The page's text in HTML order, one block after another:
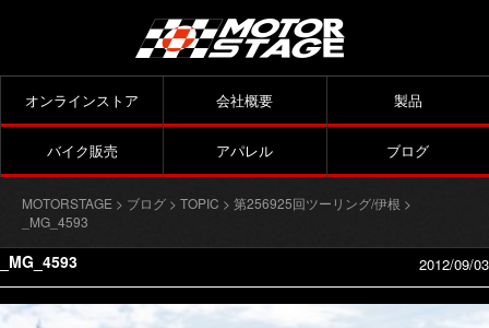
オンラインストア 会社概要 製品
バイク販売 アパレル ブログ
MOTORSTAGE > ブログ > TOPIC > 第256925回ツーリング/伊根 >
_MG_4593
_MG_4593 2012/09/03